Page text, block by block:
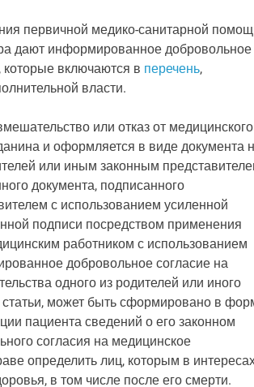
первичной медико-санитарной
дают информированное добровольное
включаются в перечень,
власти.
или отказ от медицинского
и оформляется в виде документа
или иным законным
документа, подписанного
с использованием усиленной
подписи посредством применения
работником с использованием
добровольное согласие на
одного из родителей или иного
может быть сформировано в
пациента сведений о его законном
согласия на медицинское
определить лиц, которым в
в том числе после его смерти.